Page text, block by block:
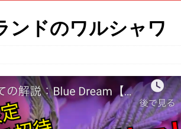
ンドのワルシャワ